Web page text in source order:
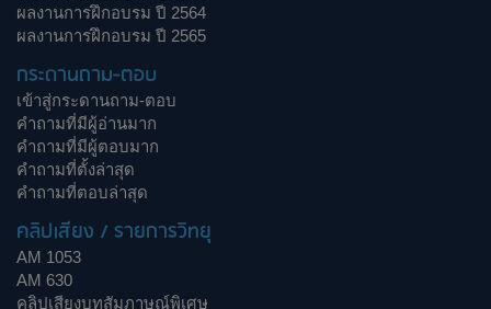
ผลงานการฝึกอบรม ปี 2564
ผลงานการฝึกอบรม ปี 2565
กระดานถาม-ตอบ
เข้าสู่กระดานถาม-ตอบ
คำถามที่มีผู้อ่านมาก
คำถามที่มีผู้ตอบมาก
คำถามที่ตั้งล่าสุด
คำถามที่ตอบล่าสุด
คลิปเสียง / รายการวิทยุ
AM 1053
AM 630
คลิปเสียงบทสัมภาษณ์พิเศษ